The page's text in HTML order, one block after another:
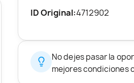
ID Original:4712902
No dejes pasar la
mejores condiciones